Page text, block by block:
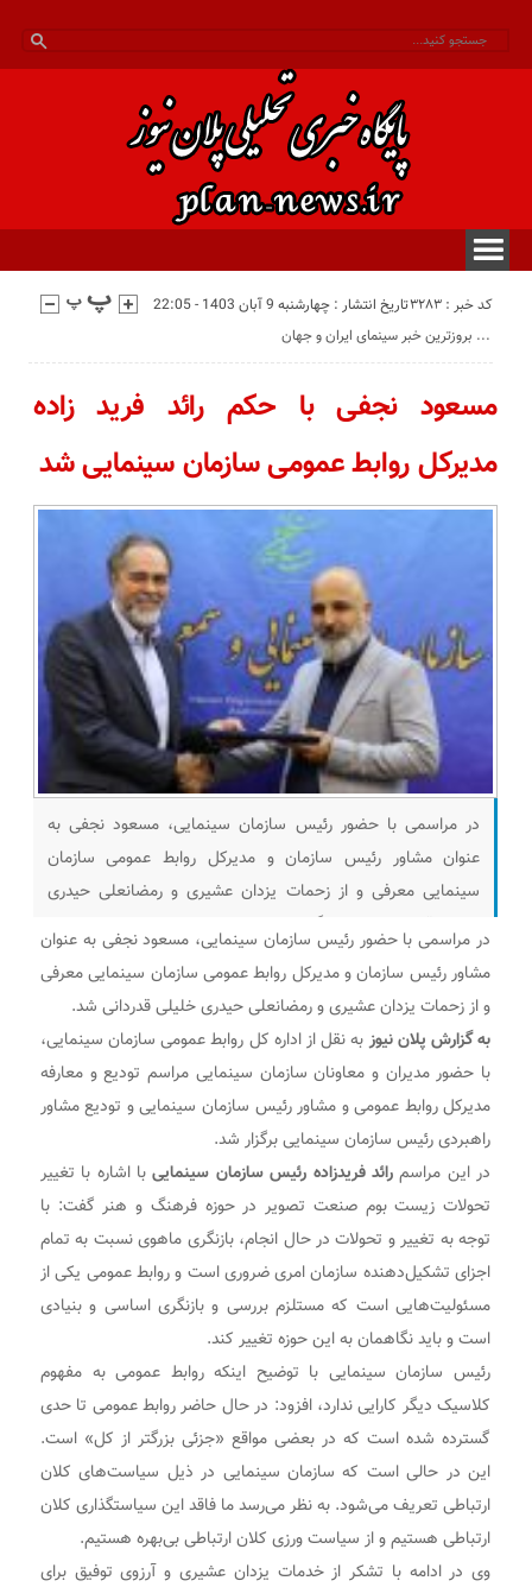
کد خبر : 3283
تاریخ انتشار : چهارشنبه 9 آبان 1403 - 22:05
بروزترین خبر سینمای ایران و جهان ...
مسعود نجفی با حکم رائد فرید زاده
مدیرکل روابط عمومی سازمان سینمایی شد
در مراسمی با حضور رئیس سازمان سینمایی، مسعود نجفی به
عنوان مشاور رئیس سازمان و مدیرکل روابط عمومی سازمان
سینمایی معرفی و از زحمات یزدان عشیری و رمضانعلی حیدری
خلیلی قدردانی شد. به گزارش پلان نیوز به نقل از اداره کل روابط
عمومی سازمان سینمایی، با حضور مدیران و معاونان سازمان
سینمایی مراسم تودیع و
در مراسمی با حضور رئیس سازمان سینمایی، مسعود نجفی به عنوان
مشاور رئیس سازمان و مدیرکل روابط عمومی سازمان سینمایی معرفی
و از زحمات یزدان عشیری و رمضانعلی حیدری خلیلی قدردانی شد.
به گزارش پلان نیوزبه نقل از اداره کل روابط عمومی سازمان سینمایی،
با حضور مدیران و معاونان سازمان سینمایی مراسم تودیع و معارفه
مدیرکل روابط عمومی و مشاور رئیس سازمان سینمایی و تودیع مشاور
راهبردی رئیس سازمان سینمایی برگزار شد.
در این مراسمرائد فریدزاده رئیس سازمان سینماییبا اشاره با تغییر
تحولات زیست بوم صنعت تصویر در حوزه فرهنگ و هنر گفت: با
توجه به تغییر و تحولات در حال انجام، بازنگری ماهوی نسبت به تمام
اجزای تشکیل‌دهنده سازمان امری ضروری است و روابط عمومی یکی از
مسئولیت‌هایی است که مستلزم بررسی و بازنگری اساسی و بنیادی
است و باید نگاهمان به این حوزه تغییر کند.
رئیس سازمان سینمایی با توضیح اینکه روابط عمومی به مفهوم
کلاسیک دیگر کارایی ندارد، افزود: در حال حاضر روابط عمومی تا حدی
گسترده شده است که در بعضی مواقع «جزئی بزرگتر از کل» است.
این در حالی است که سازمان سینمایی در ذیل سیاست‌های کلان
ارتباطی تعریف می‌شود. به نظر می‌رسد ما فاقد این سیاستگذاری کلان
ارتباطی هستیم و از سیاست ورزی کلان ارتباطی بی‌بهره هستیم.
وی در ادامه با تشکر از خدمات یزدان عشیری و آرزوی توفیق برای